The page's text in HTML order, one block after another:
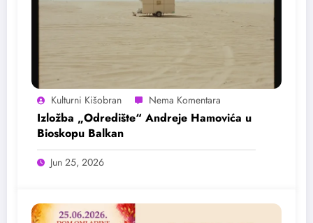
Kulturni Kišobran
Izložba „Odredište“ Andreje Hamovića u
Bioskopu Balkan
Jun 25, 2026